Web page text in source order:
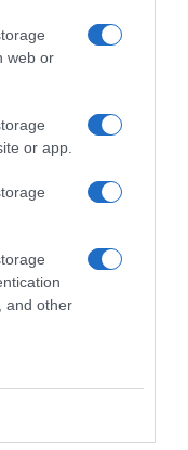
web or
or app.
and other